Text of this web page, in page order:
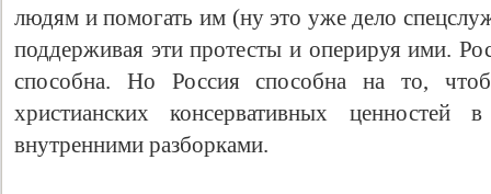
людям и помогать им (ну это уже дело
поддерживая эти протесты и оперируя ими.
способна. Но Россия способна на то,
христианских консервативных
внутренними разборками.